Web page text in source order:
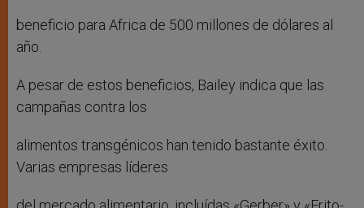
beneficio para Africa de 500 millones de dólares al
año.
A pesar de estos beneficios, Bailey indica que las
campañas contra los
alimentos transgénicos han tenido bastante éxito.
Varias empresas líderes